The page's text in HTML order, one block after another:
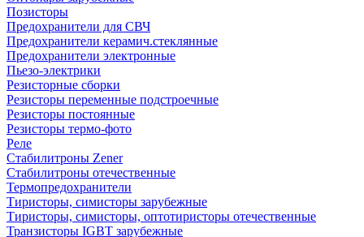
Позисторы
Предохранители для СВЧ
Предохранители керамич.стеклянные
Предохранители электронные
Пьезо-электрики
Резисторные сборки
Резисторы переменные подстроечные
Резисторы постоянные
Резисторы термо-фото
Реле
Стабилитроны Zener
Стабилитроны отечественные
Термопредохранители
Тиристоры, симисторы зарубежные
Тиристоры, симисторы, оптотиристоры отечественные
Транзисторы IGBT зарубежные